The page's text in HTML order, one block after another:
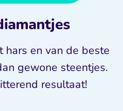
hars en van de beste
gewone steentjes.
resultaat!